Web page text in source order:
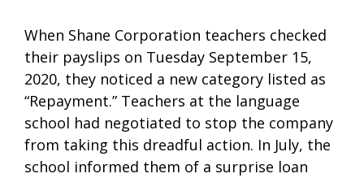
When Shane Corporation teachers checked
their payslips on Tuesday September 15,
2020, they noticed a new category listed as
“Repayment.” Teachers at the language
school had negotiated to stop the company
from taking this dreadful action. In July, the
school informed them of a surprise loan